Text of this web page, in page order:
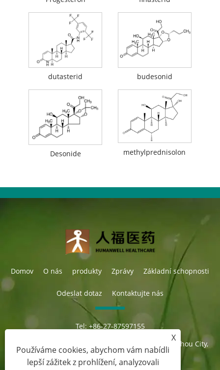
dutasterid budesonid
Desonide methylprednisolon
Domov O nás produkty Zprávy Základní schopnosti
Odeslat dotaz Kontaktujte nás
Tel: +86-27-87597155
Gedian Economic Development District, E-zhou City,
Hubei, Čína.
X
Používáme cookies, abychom vám nabídli
lepší zážitek z prohlížení, analyzovali